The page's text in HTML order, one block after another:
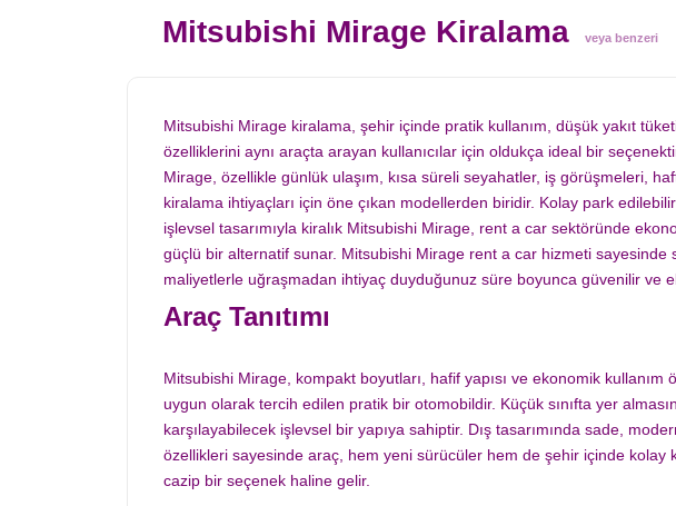
Mitsubishi Mirage Kiralama veya benzeri
Mitsubishi Mirage kiralama, şehir içinde pratik kullanım, düşük yakıt
özelliklerini aynı araçta arayan kullanıcılar için oldukça ideal bir
Mirage, özellikle günlük ulaşım, kısa süreli seyahatler, iş görüşmeleri,
kiralama ihtiyaçları için öne çıkan modellerden biridir. Kolay park
işlevsel tasarımıyla kiralık Mitsubishi Mirage, rent a car sektöründe
güçlü bir alternatif sunar. Mitsubishi Mirage rent a car hizmeti sayesinde
maliyetlerle uğraşmadan ihtiyaç duyduğunuz süre boyunca güvenilir ve
Araç Tanıtımı
Mitsubishi Mirage, kompakt boyutları, hafif yapısı ve ekonomik kullanım
uygun olarak tercih edilen pratik bir otomobildir. Küçük sınıfta yer
karşılayabilecek işlevsel bir yapıya sahiptir. Dış tasarımında sade,
özellikleri sayesinde araç, hem yeni sürücüler hem de şehir içinde kolay
cazip bir seçenek haline gelir.